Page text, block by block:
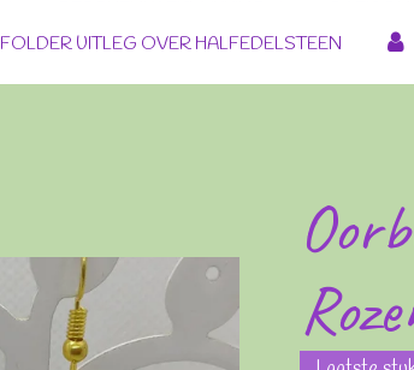
FOLDER UITLEG OVER HALFEDELSTEEN